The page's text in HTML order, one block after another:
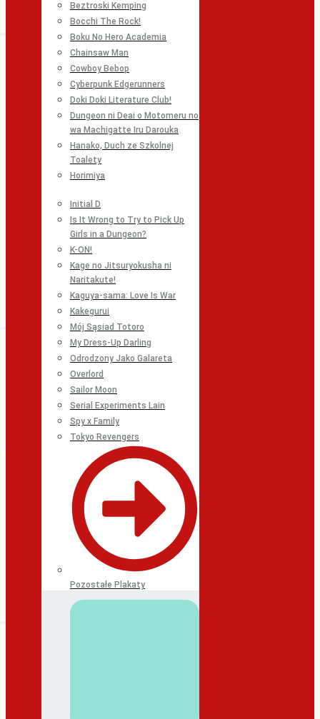
Beztroski Kemping
Bocchi The Rock!
Boku No Hero Academia
Chainsaw Man
Cowboy Bebop
Cyberpunk Edgerunners
Doki Doki Literature Club!
Dungeon ni Deai o Motomeru no
wa Machigatte Iru Darouka
Hanako, Duch ze Szkolnej
Toalety
Horimiya
Initial D
Is It Wrong to Try to Pick Up
Girls in a Dungeon?
K-ON!
Kage no Jitsuryokusha ni
Naritakute!
Kaguya-sama: Love Is War
Kakegurui
Mój Sąsiad Totoro
My Dress-Up Darling
Odrodzony Jako Galareta
Overlord
Sailor Moon
Serial Experiments Lain
Spy x Family
Tokyo Revengers
Pozostałe Plakaty